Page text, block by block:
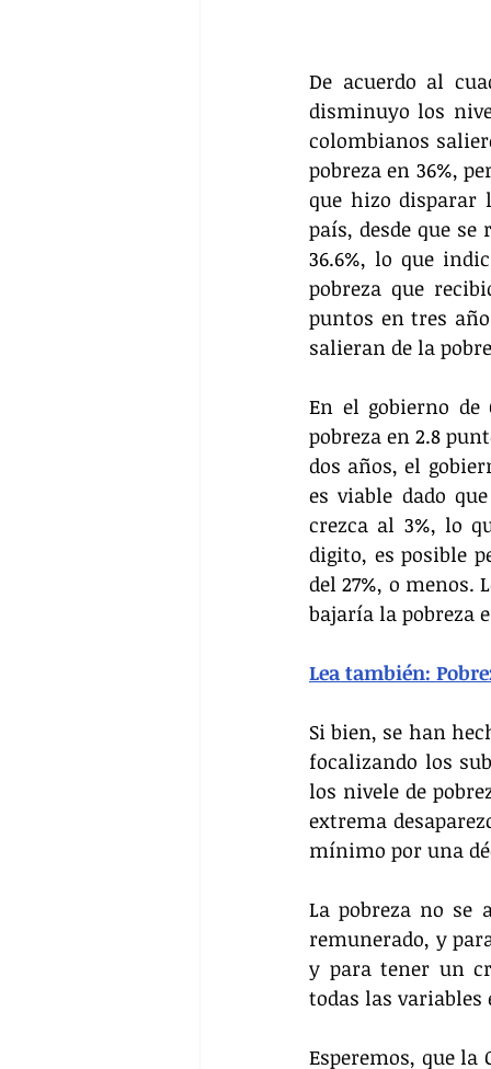
De acuerdo al
disminuyo los
colombianos
pobreza en 36%,
que hizo disparar
país, desde que
36.6%, lo que
pobreza que
puntos en tres
salieran de la
En el gobierno de
pobreza en 2.8
dos años, el
es viable dado
crezca al 3%, lo
digito, es posible
del 27%, o
bajaría la pobreza
Lea también:
Si bien, se han
focalizando los
los nivele de
extrema
mínimo por una
La pobreza no se
remunerado, y
y para tener un
todas las variables
Esperemos, que